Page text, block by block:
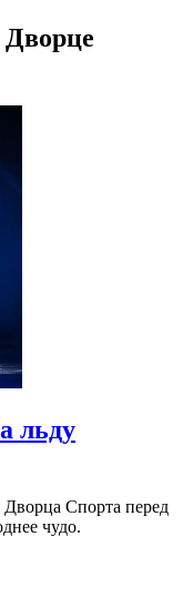
льду
Дворца Спорта перед
чудо.